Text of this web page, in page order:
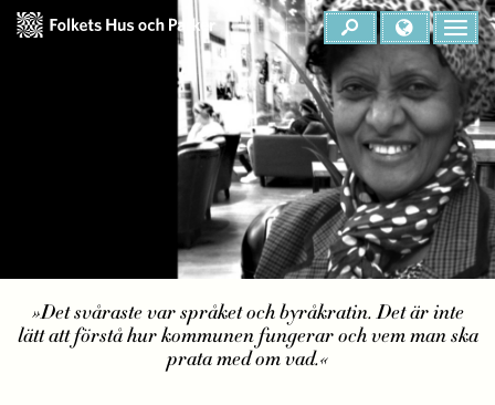
Det svåraste var språket och byråkratin. Det är inte
lätt att förstå hur kommunen fungerar och vem man ska
prata med om vad.